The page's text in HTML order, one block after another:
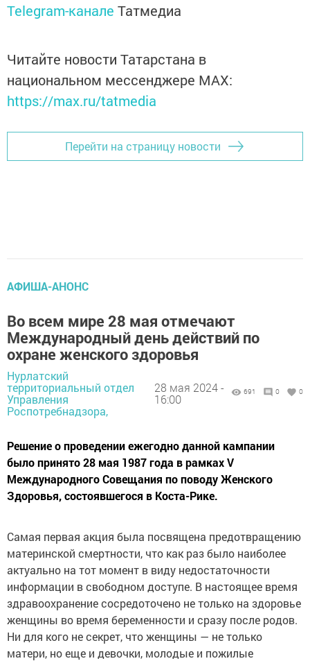
Telegram-канале Татмедиа
Читайте новости Татарстана в
национальном мессенджере MАХ:
https://max.ru/tatmedia
Перейти на страницу новости
АФИША-АНОНС
Во всем мире 28 мая отмечают
Международный день действий по
охране женского здоровья
Нурлатский
территориальный отдел
Управления
Роспотребнадзора,
28 мая 2024 -
16:00
691 0 0
Решение о проведении ежегодно данной кампании
было принято 28 мая 1987 года в рамках V
Международного Совещания по поводу Женского
Здоровья, состоявшегося в Коста-Рике.
Самая первая акция была посвящена предотвращению
материнской смертности, что как раз было наиболее
актуально на тот момент в виду недостаточности
информации в свободном доступе. В настоящее время
здравоохранение сосредоточено не только на здоровье
женщины во время беременности и сразу после родов.
Ни для кого не секрет, что женщины — не только
матери, но еще и девочки, молодые и пожилые